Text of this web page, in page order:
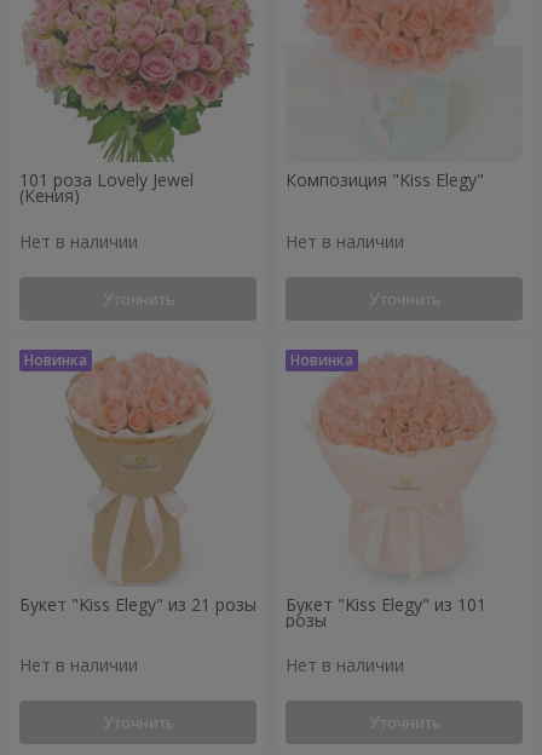
101 роза Lovely Jewel
(Кения)
Нет в наличии
Уточнить
Композиция "Kiss Elegy"
Нет в наличии
Уточнить
Букет "Kiss Elegy" из 21 розы
Нет в наличии
Уточнить
Букет "Kiss Elegy" из 101
розы
Нет в наличии
Уточнить